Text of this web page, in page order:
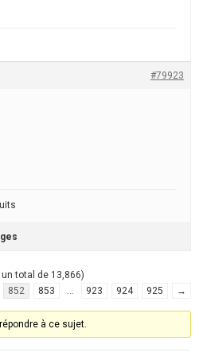
#79923
total de 13,866)
852 853 … 923 924 925 →
à ce sujet.